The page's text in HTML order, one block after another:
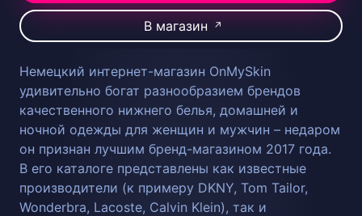
В магазин ↗
Немецкий интернет-магазин OnMySkin
удивительно богат разнообразием брендов
качественного нижнего белья, домашней и
ночной одежды для женщин и мужчин – недаром
он признан лучшим бренд-магазином 2017 года.
В его каталоге представлены как известные
производители (к примеру DKNY, Tom Tailor,
Wonderbra, Lacoste, Calvin Klein), так и